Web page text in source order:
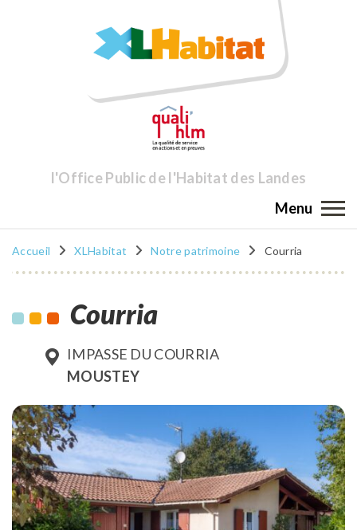
l'Office Public de l'Habitat des Landes
Menu
Accueil XLHabitat Notre patrimoine Courria
Courria
IMPASSE DU COURRIA
MOUSTEY